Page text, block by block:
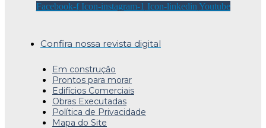
Facebook-f Icon-instagram-1 Icon-linkedin Youtube
Confira nossa revista digital
Em construção
Prontos para morar
Edifícios Comerciais
Obras Executadas
Política de Privacidade
Mapa do Site